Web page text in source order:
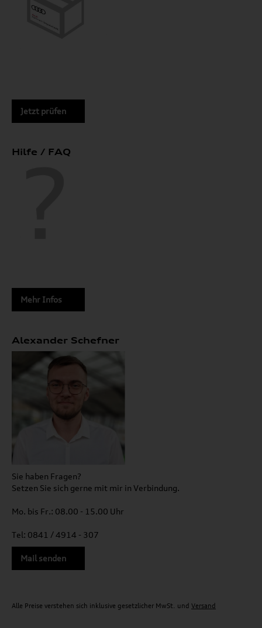
Jetzt prüfen
Hilfe / FAQ
Mehr Infos
Alexander Schefner
Sie haben Fragen?
Setzen Sie sich gerne mit mir in Verbindung.
Mo. bis Fr.: 08.00 - 15.00 Uhr
Tel: 0841 / 4914 - 307
Mail senden
Alle Preise verstehen sich inklusive gesetzlicher MwSt. und Versand